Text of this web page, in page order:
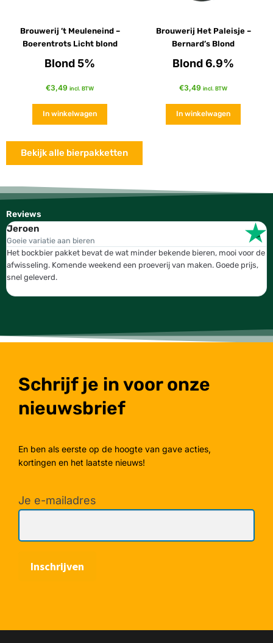
Brouwerij ’t Meuleneind –
Boerentrots Licht blond
Blond 5%
€3,49 incl. BTW
In winkelwagen
Brouwerij Het Paleisje –
Bernard’s Blond
Blond 6.9%
€3,49 incl. BTW
In winkelwagen
Bekijk alle bierpakketten
Reviews
Jeroen
Goeie variatie aan bieren
Het bockbier pakket bevat de wat minder bekende bieren, mooi voor de
afwisseling. Komende weekend een proeverij van maken. Goede prijs,
snel geleverd.
Schrijf je in voor onze
nieuwsbrief
En ben als eerste op de hoogte van gave acties,
kortingen en het laatste nieuws!
Je e-mailadres